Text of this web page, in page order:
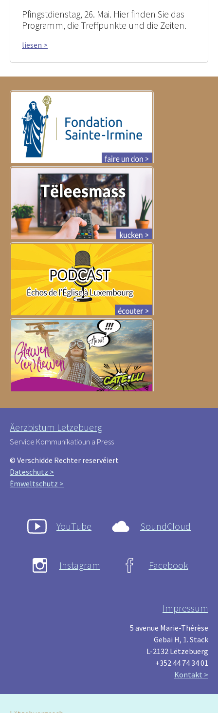
Pfingstdienstag, 26. Mai. Hier finden Sie das
Programm, die Treffpunkte und die Zeiten.
liesen >
Äerzbistum Lëtzebuerg
Service Kommunikatioun a Press
© Verschidde Rechter reservéiert
Dateschutz >
Ëmweltschutz >
YouTube SoundCloud
Instagram Facebook
Impressum
5 avenue Marie-Thérèse
Gebai H, 1. Stack
L-2132 Lëtzebuerg
+352 44 74 34 01
Kontakt >